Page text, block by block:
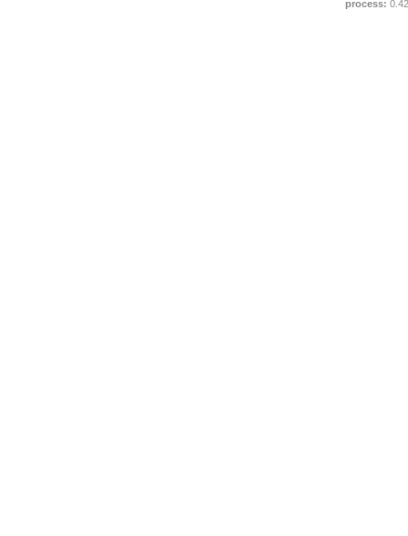
process: